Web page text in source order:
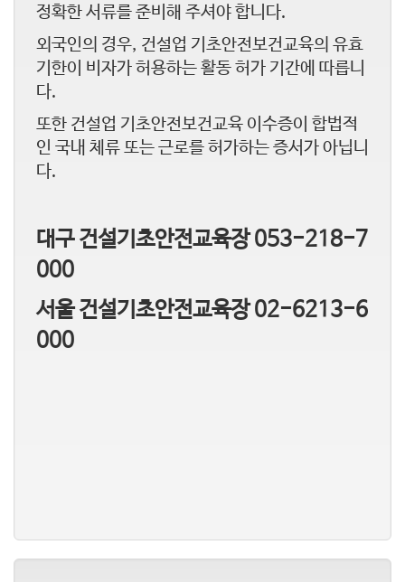
정확한 서류를 준비해 주셔야 합니다.
외국인의 경우, 건설업 기초안전보건교육의 유효
기한이 비자가 허용하는 활동 허가 기간에 따릅니
다.
또한 건설업 기초안전보건교육 이수증이 합법적
인 국내 체류 또는 근로를 허가하는 증서가 아닙니
다.
대구 건설기초안전교육장 053-218-7
000
서울 건설기초안전교육장 02-6213-6
000